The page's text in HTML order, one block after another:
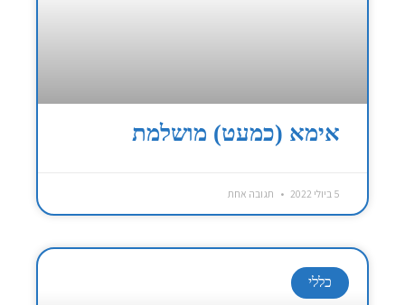
אימא (כמעט) מושלמת
5 ביולי 2022 תגובה אחת
כללי